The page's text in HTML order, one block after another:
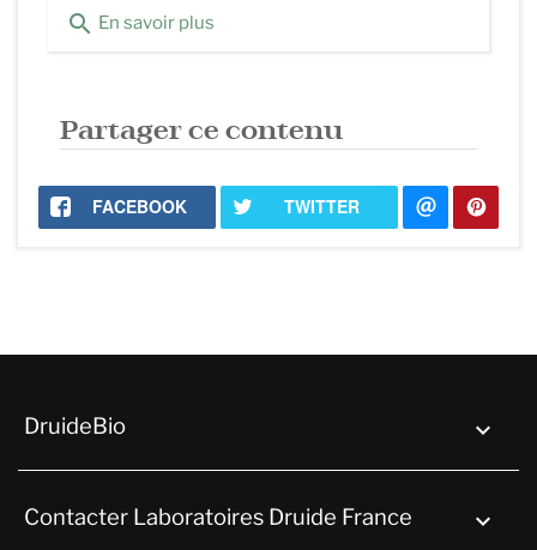
search En savoir plus
Partager ce contenu
FACEBOOK TWITTER
DruideBio 
Contacter Laboratoires Druide France keyboard_arrow_down